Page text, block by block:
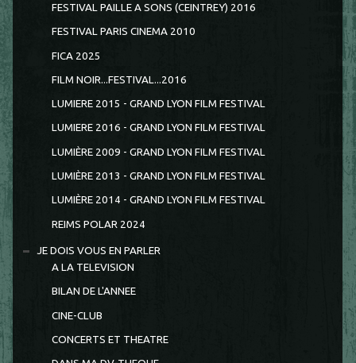
FESTIVAL PAILLE A SONS (CEINTREY) 2016
FESTIVAL PARIS CINEMA 2010
FICA 2025
FILM NOIR...FESTIVAL...2016
LUMIERE 2015 - GRAND LYON FILM FESTIVAL
LUMIERE 2016 - GRAND LYON FILM FESTIVAL
LUMIÈRE 2009 - GRAND LYON FILM FESTIVAL
LUMIÈRE 2013 - GRAND LYON FILM FESTIVAL
LUMIÈRE 2014 - GRAND LYON FILM FESTIVAL
REIMS POLAR 2024
JE DOIS VOUS EN PARLER
A LA TELEVISION
BILAN DE L'ANNEE
CINE-CLUB
CONCERTS ET THEATRE